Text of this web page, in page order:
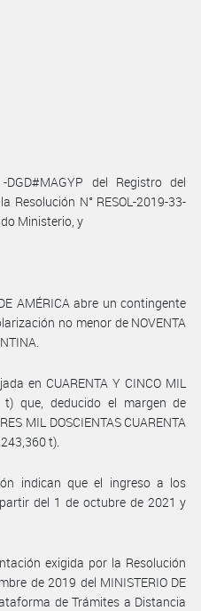
del Registro del
Resolución N° RESOL-2019-33-
Ministerio, y
AMÉRICA abre un contingente
no menor de NOVENTA
en CUARENTA Y CINCO MIL
t) que, deducido el margen de
MIL DOSCIENTAS CUARENTA
t).
indican que el ingreso a los
partir del 1 de octubre de 2021 y
exigida por la Resolución
de 2019 del MINISTERIO DE
de Trámites a Distancia